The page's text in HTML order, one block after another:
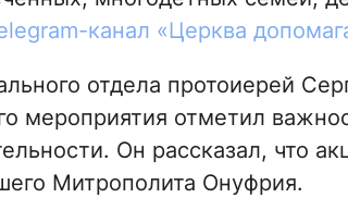
канал «Церква
отдела протоиерей
мероприятия отметил
Он рассказал, что
Митрополита Онуфрия.